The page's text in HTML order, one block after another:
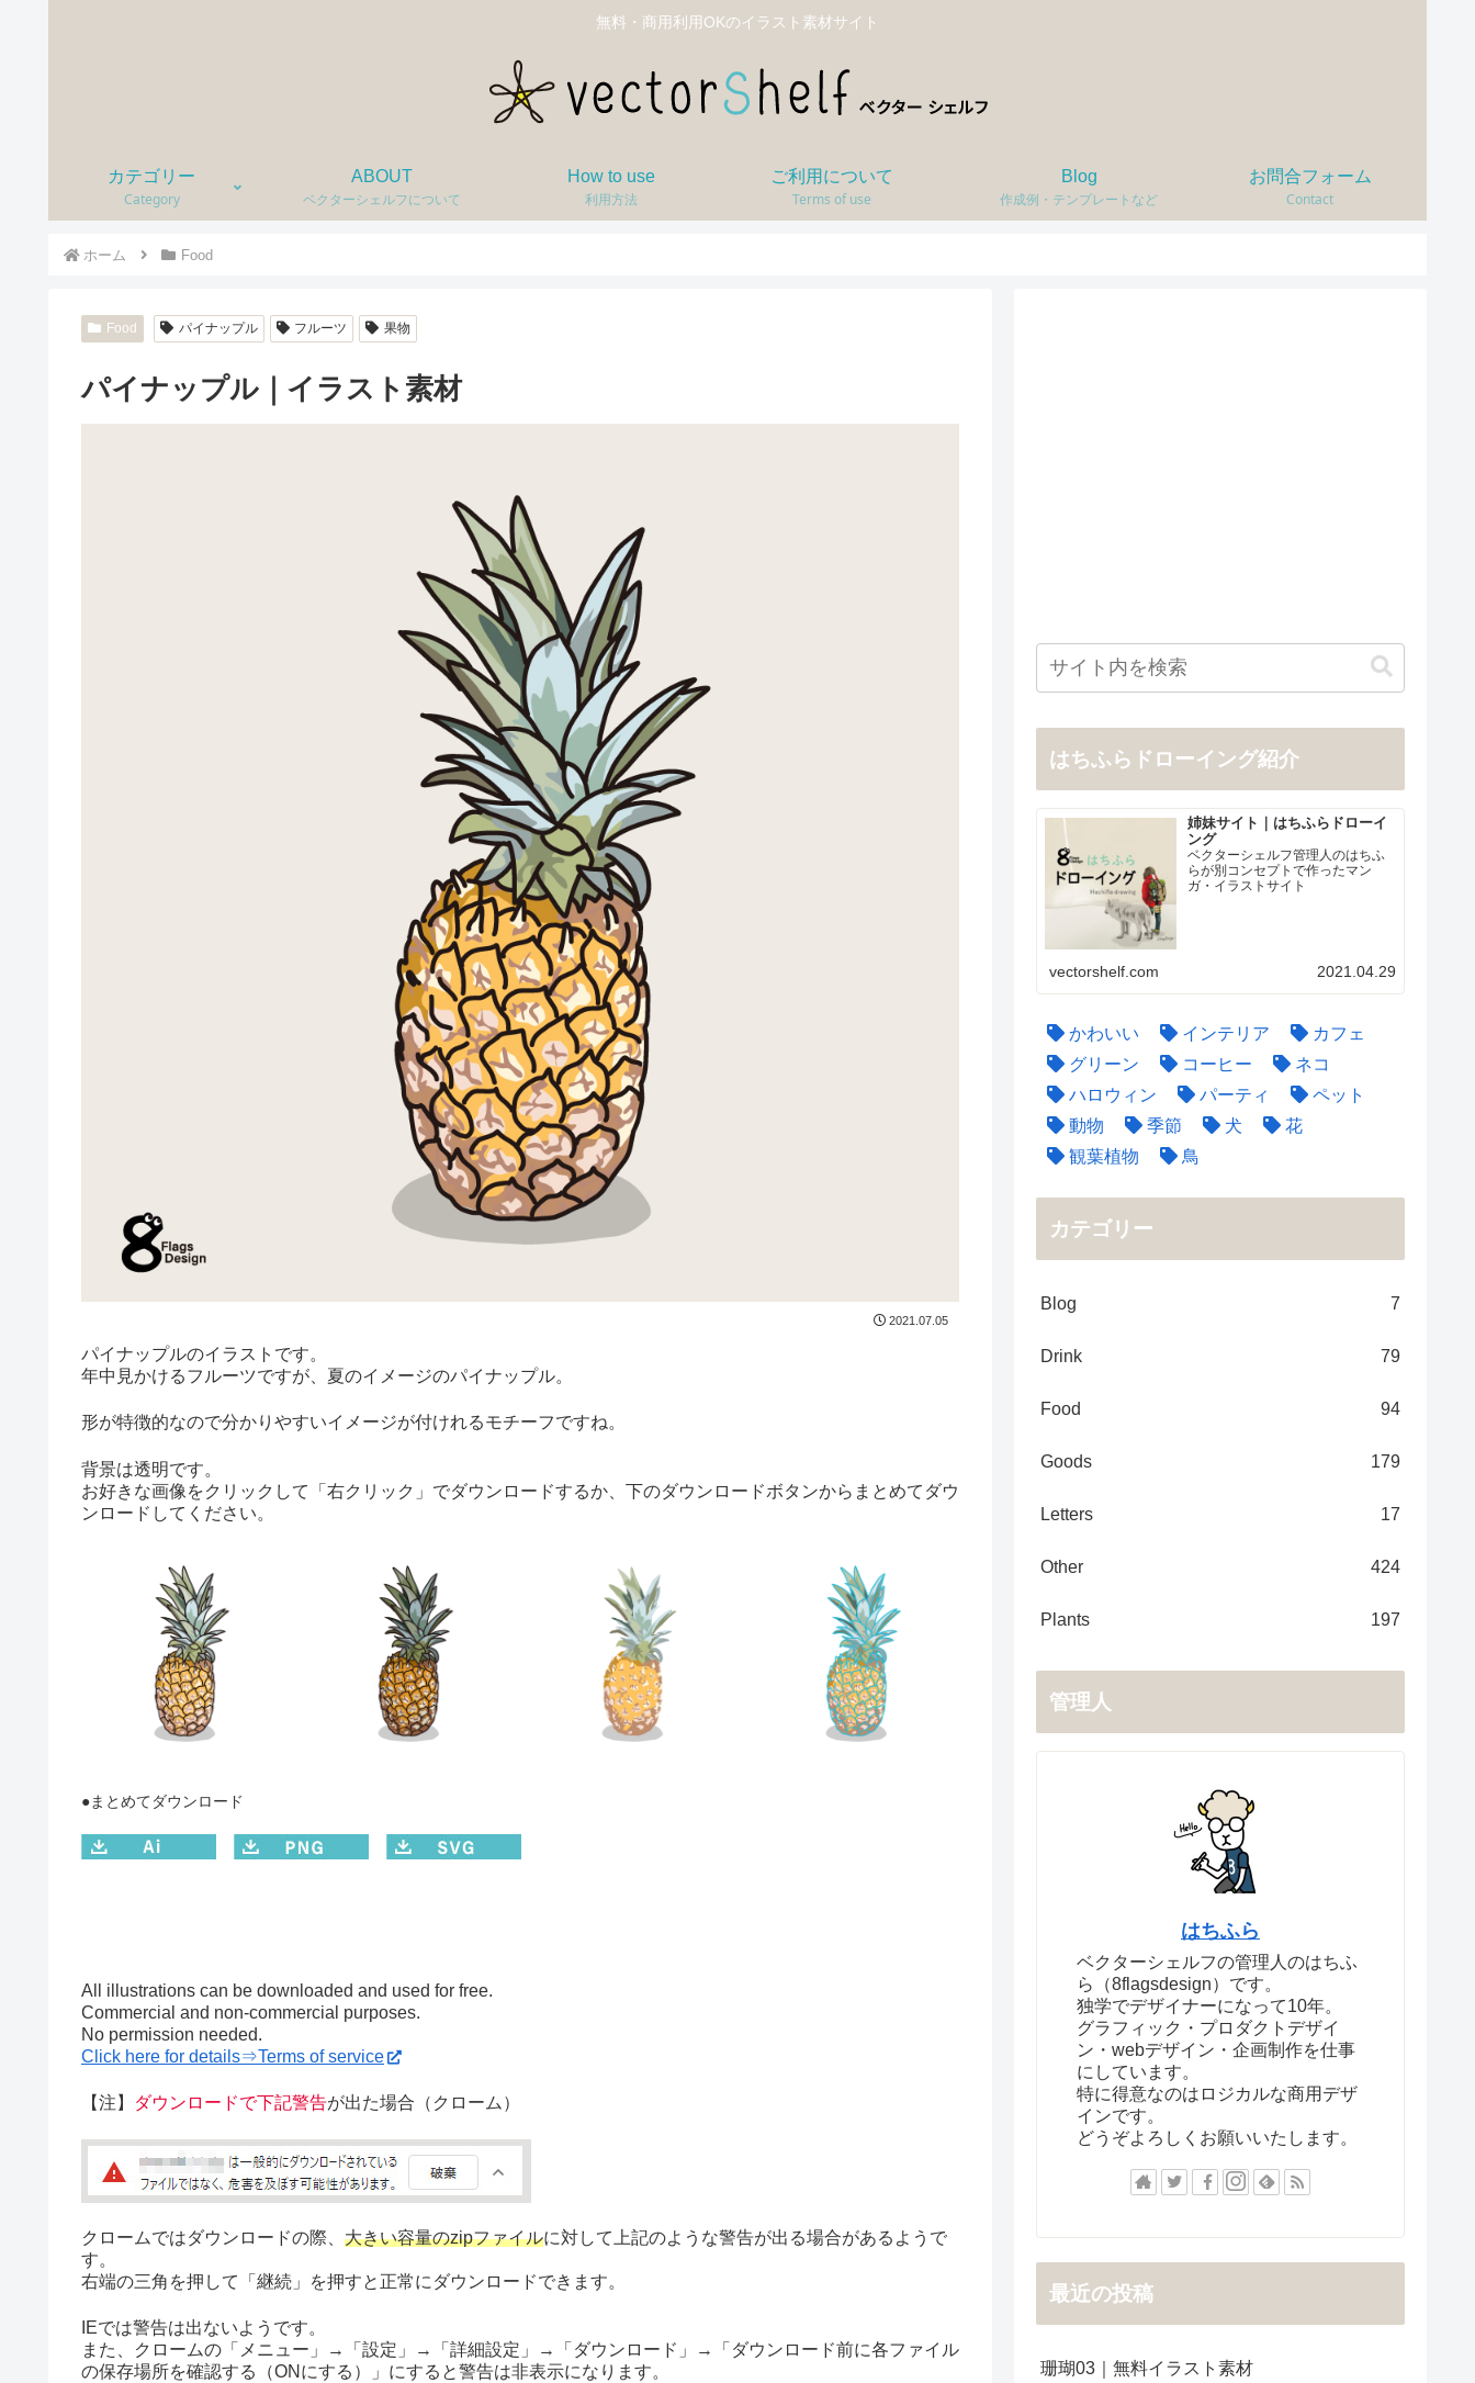
無料・商用利用OKのイラスト素材サイト
カテゴリー
Category
ABOUT
ベクターシェルフについて
How to use
利用方法
ご利用について
Terms of use
Blog
作成例・テンプレートなど
お問合フォーム
Contact
ホーム Food
Food パイナップル フルーツ 果物
パイナップル｜イラスト素材
2021.07.05
パイナップルのイラストです。
年中見かけるフルーツですが、夏のイメージのパイナップル。
形が特徴的なので分かりやすいイメージが付けれるモチーフですね。
背景は透明です。
お好きな画像をクリックして「右クリック」でダウンロードするか、下のダウンロードボタンからまとめてダウ
ンロードしてください。
●まとめてダウンロード
All illustrations can be downloaded and used for free.
Commercial and non-commercial purposes.
No permission needed.
Click here for details⇒Terms of service
【注】 ダウンロードで下記警告が出た場合（クローム）
クロームではダウンロードの際、 大きい容量のzipファイルに対して上記のような警告が出る場合があるようで
す。
右端の三角を押して「継続」を押すと正常にダウンロードできます。
IEでは警告は出ないようです。
また、クロームの「メニュー」→「設定」→「詳細設定」→「ダウンロード」→「ダウンロード前に各ファイル
の保存場所を確認する（ONにする）」にすると警告は非表示になります。
はちふらドローイング紹介
姉妹サイト｜はちふらドローイ
ング
ベクターシェルフ管理人のはちふ
らが別コンセプトで作ったマン
ガ・イラストサイト
vectorshelf.com 2021.04.29
かわいい インテリア
カフェ
グリーン
コーヒー
ネコ
ハロウィン
パーティ
ペット
動物
季節 犬
花
観葉植物
鳥
カテゴリー
Blog 7
Drink 79
Food 94
Goods 179
Letters 17
Other 424
Plants 197
管理人
はちふら
ベクターシェルフの管理人のはちふ
ら（8flagsdesign）です。
独学でデザイナーになって10年。
グラフィック・プロダクトデザイ
ン・webデザイン・企画制作を仕事
にしています。
特に得意なのはロジカルな商用デザ
インです。
どうぞよろしくお願いいたします。
最近の投稿
珊瑚03｜無料イラスト素材